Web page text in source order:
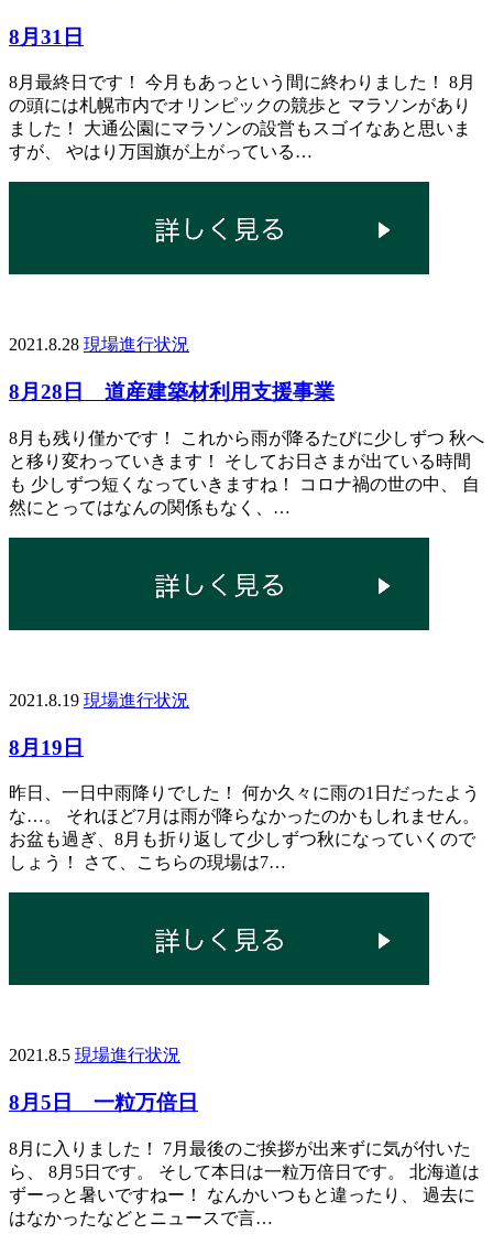
8月31日
8月最終日です！ 今月もあっという間に終わりました！ 8月
の頭には札幌市内でオリンピックの競歩と マラソンがあり
ました！ 大通公園にマラソンの設営もスゴイなあと思いま
すが、 やはり万国旗が上がっている…
2021.8.28 現場進行状況
8月28日 道産建築材利用支援事業
8月も残り僅かです！ これから雨が降るたびに少しずつ 秋へ
と移り変わっていきます！ そしてお日さまが出ている時間
も 少しずつ短くなっていきますね！ コロナ禍の世の中、 自
然にとってはなんの関係もなく、…
2021.8.19 現場進行状況
8月19日
昨日、一日中雨降りでした！ 何か久々に雨の1日だったよう
な…。 それほど7月は雨が降らなかったのかもしれません。
お盆も過ぎ、8月も折り返して少しずつ秋になっていくので
しょう！ さて、こちらの現場は7…
2021.8.5 現場進行状況
8月5日 一粒万倍日
8月に入りました！ 7月最後のご挨拶が出来ずに気が付いた
ら、 8月5日です。 そして本日は一粒万倍日です。 北海道は
ずーっと暑いですねー！ なんかいつもと違ったり、 過去に
はなかったなどとニュースで言…